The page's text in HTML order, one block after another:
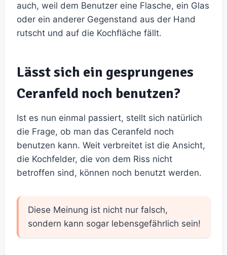
auch, weil dem Benutzer eine Flasche, ein Glas
oder ein anderer Gegenstand aus der Hand
rutscht und auf die Kochfläche fällt.
Lässt sich ein gesprungenes
Ceranfeld noch benutzen?
Ist es nun einmal passiert, stellt sich natürlich
die Frage, ob man das Ceranfeld noch
benutzen kann. Weit verbreitet ist die Ansicht,
die Kochfelder, die von dem Riss nicht
betroffen sind, können noch benutzt werden.
Diese Meinung ist nicht nur falsch,
sondern kann sogar lebensgefährlich sein!